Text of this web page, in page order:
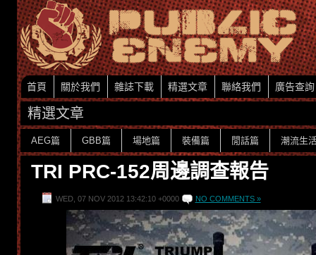
首頁 關於我們 雜誌下載 精選文章 聯絡我們 廣告查詢
精選文章
AEG篇 GBB篇 場地篇 裝備篇 閒話篇 潮流生
TRI PRC-152周邊調查報告
WED, 07 NOV 2012 13:42:10 +0000 NO COMMENTS »